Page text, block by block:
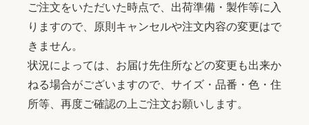
ご注文をいただいた時点で、出荷準備・製作等に入
りますので、原則キャンセルや注文内容の変更はで
きません。
状況によっては、お届け先住所などの変更も出来か
ねる場合がございますので、サイズ・品番・色・住
所等、再度ご確認の上ご注文お願いします。